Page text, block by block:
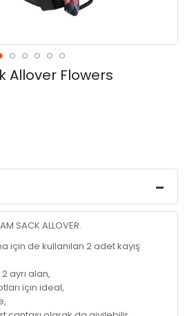
Allover Flowers
SACK ALLOVER.
için de kullanılan 2 adet kayış
ayrı alan,
için ideal,